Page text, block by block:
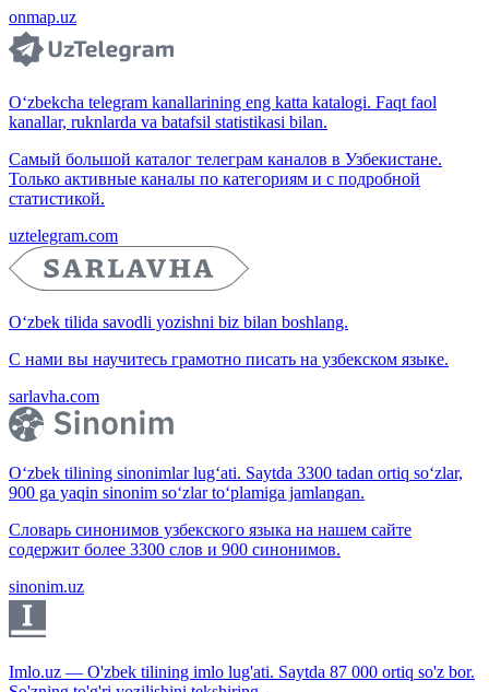
onmap.uz
O‘zbekcha telegram kanallarining eng katta katalogi. Faqt faol
kanallar, ruknlarda va batafsil statistikasi bilan.
Самый большой каталог телеграм каналов в Узбекистане.
Только активные каналы по категориям и с подробной
статистикой.
uztelegram.com
O‘zbek tilida savodli yozishni biz bilan boshlang.
С нами вы научитесь грамотно писать на узбекском языке.
sarlavha.com
O‘zbek tilining sinonimlar lug‘ati. Saytda 3300 tadan ortiq so‘zlar,
900 ga yaqin sinonim so‘zlar to‘plamiga jamlangan.
Словарь синонимов узбекского языка на нашем сайте
содержит более 3300 слов и 900 синонимов.
sinonim.uz
Imlo.uz — O'zbek tilining imlo lug'ati. Saytda 87 000 ortiq so'z bor.